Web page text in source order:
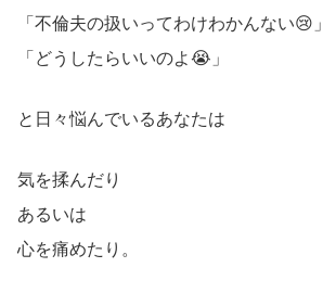
「不倫夫の扱いってわけわかんない😢」
「どうしたらいいのよ😭」
と日々悩んでいるあなたは
気を揉んだり
あるいは
心を痛めたり。